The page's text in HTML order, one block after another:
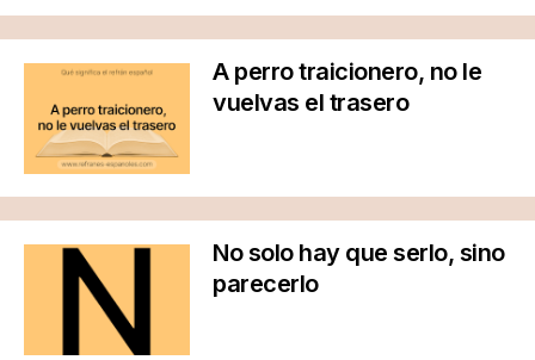
A perro traicionero, no le
vuelvas el trasero
No solo hay que serlo, sino
parecerlo